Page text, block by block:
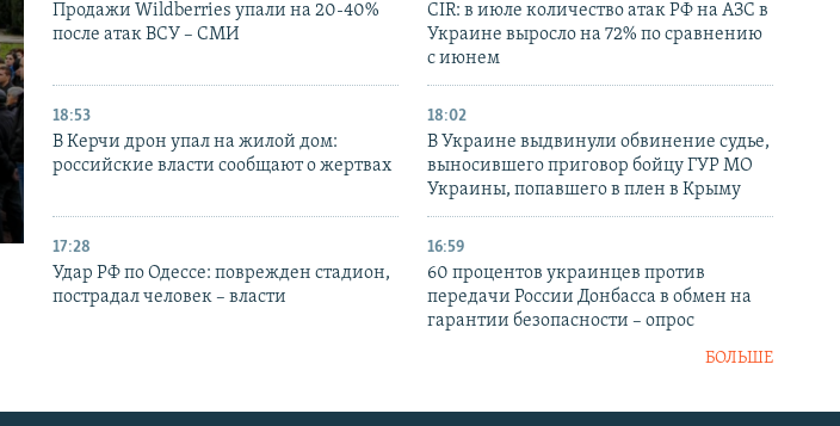
Продажи Wildberries упали на 20-40%
после атак ВСУ – СМИ
CIR: в июле количество атак РФ на АЗС в
Украине выросло на 72% по сравнению
с июнем
18:53
В Керчи дрон упал на жилой дом:
российские власти сообщают о жертвах
18:02
В Украине выдвинули обвинение судье,
выносившего приговор бойцу ГУР МО
Украины, попавшего в плен в Крыму
17:28
Удар РФ по Одессе: поврежден стадион,
пострадал человек – власти
16:59
60 процентов украинцев против
передачи России Донбасса в обмен на
гарантии безопасности – опрос
БОЛЬШЕ